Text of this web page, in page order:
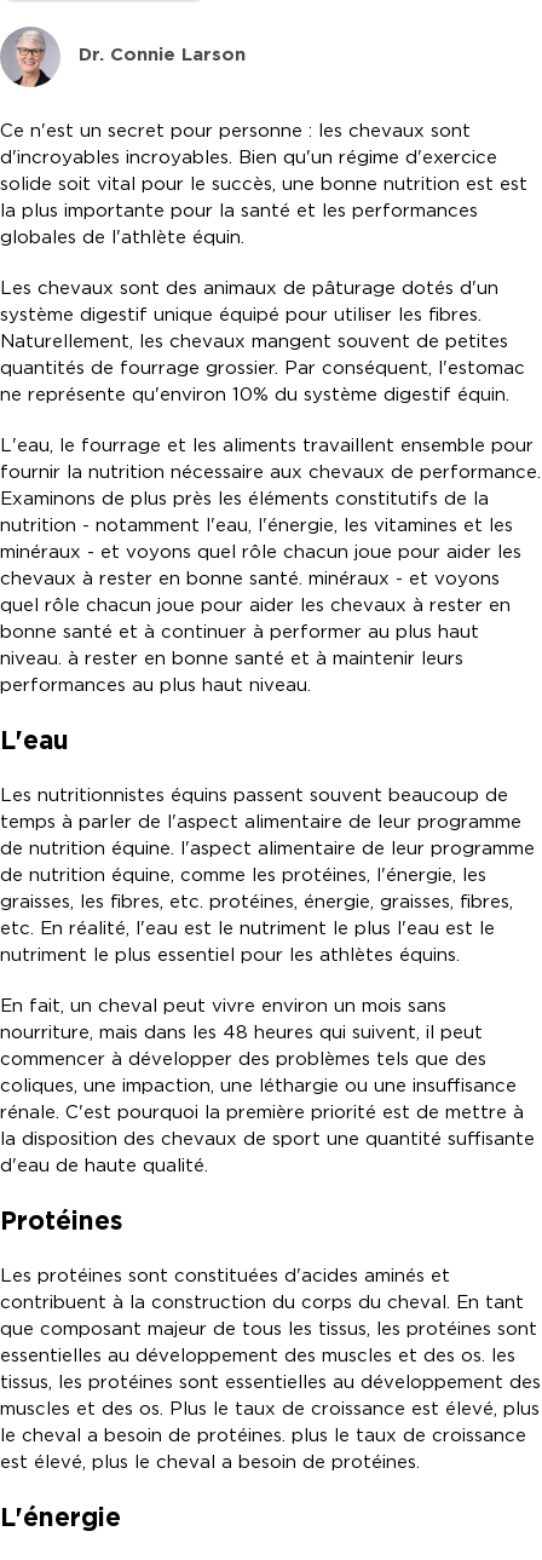
Dr. Connie Larson
Ce n'est un secret pour personne : les chevaux sont
d'incroyables incroyables. Bien qu'un régime d'exercice
solide soit vital pour le succès, une bonne nutrition est est
la plus importante pour la santé et les performances
globales de l'athlète équin.
Les chevaux sont des animaux de pâturage dotés d'un
système digestif unique équipé pour utiliser les fibres.
Naturellement, les chevaux mangent souvent de petites
quantités de fourrage grossier. Par conséquent, l'estomac
ne représente qu'environ 10% du système digestif équin.
L'eau, le fourrage et les aliments travaillent ensemble pour
fournir la nutrition nécessaire aux chevaux de performance.
Examinons de plus près les éléments constitutifs de la
nutrition - notamment l'eau, l'énergie, les vitamines et les
minéraux - et voyons quel rôle chacun joue pour aider les
chevaux à rester en bonne santé. minéraux - et voyons
quel rôle chacun joue pour aider les chevaux à rester en
bonne santé et à continuer à performer au plus haut
niveau. à rester en bonne santé et à maintenir leurs
performances au plus haut niveau.
L'eau
Les nutritionnistes équins passent souvent beaucoup de
temps à parler de l'aspect alimentaire de leur programme
de nutrition équine. l'aspect alimentaire de leur programme
de nutrition équine, comme les protéines, l'énergie, les
graisses, les fibres, etc. protéines, énergie, graisses, fibres,
etc. En réalité, l'eau est le nutriment le plus l'eau est le
nutriment le plus essentiel pour les athlètes équins.
En fait, un cheval peut vivre environ un mois sans
nourriture, mais dans les 48 heures qui suivent, il peut
commencer à développer des problèmes tels que des
coliques, une impaction, une léthargie ou une insuffisance
rénale. C'est pourquoi la première priorité est de mettre à
la disposition des chevaux de sport une quantité suffisante
d'eau de haute qualité.
Protéines
Les protéines sont constituées d'acides aminés et
contribuent à la construction du corps du cheval. En tant
que composant majeur de tous les tissus, les protéines sont
essentielles au développement des muscles et des os. les
tissus, les protéines sont essentielles au développement des
muscles et des os. Plus le taux de croissance est élevé, plus
le cheval a besoin de protéines. plus le taux de croissance
est élevé, plus le cheval a besoin de protéines.
L'énergie